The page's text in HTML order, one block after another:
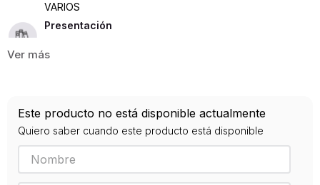
VARIOS
Presentación
9788417127695
Editorial
GRIBAUDO
Año de publicación
Este producto no está disponible actualmente
Quiero saber cuando este producto está disponible